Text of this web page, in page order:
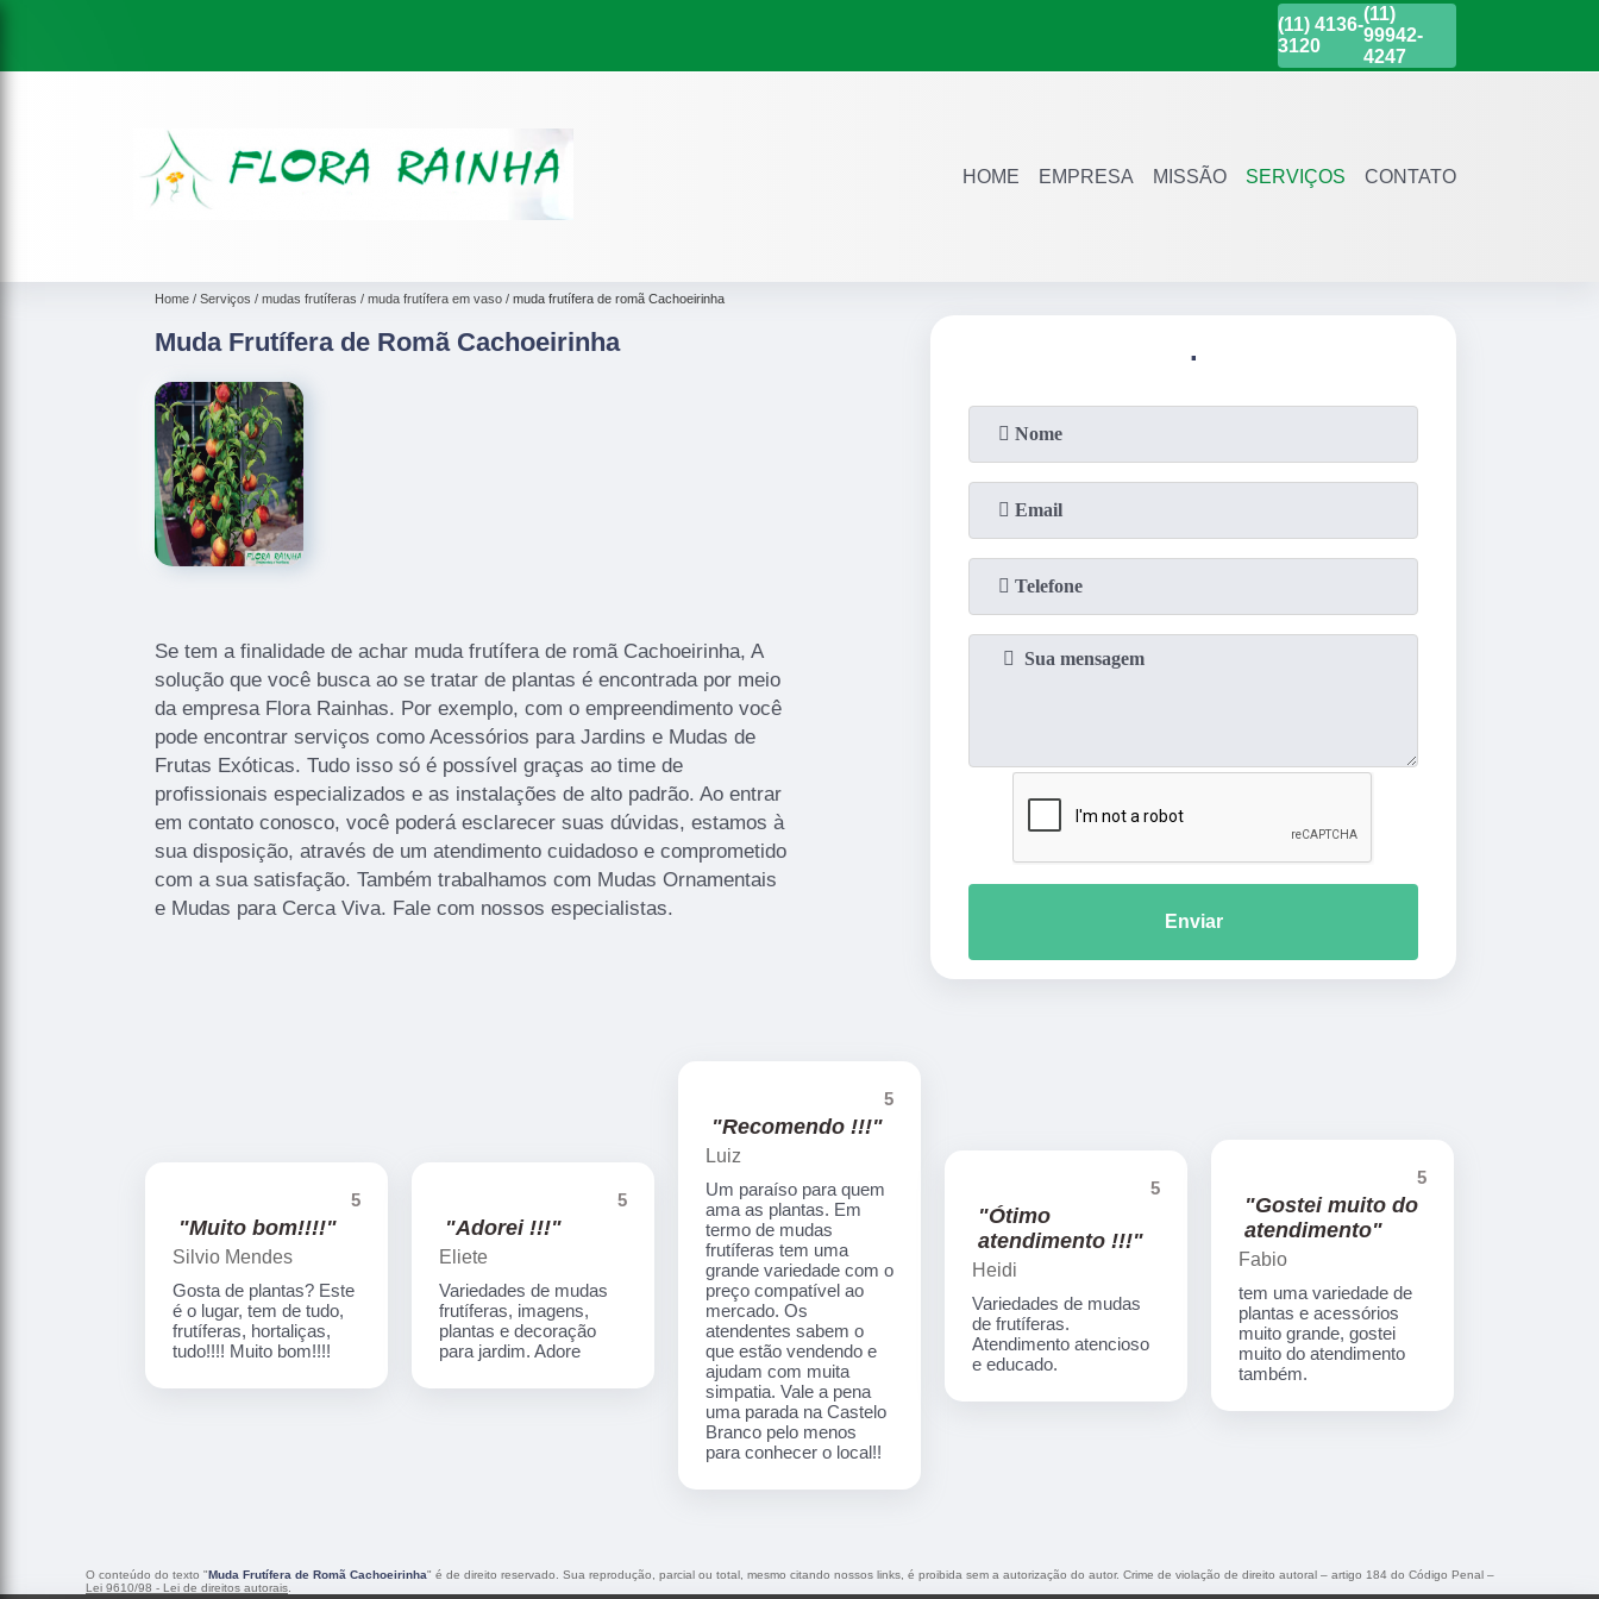
(11) 4136-
3120
(11)
99942-
4247
HOME EMPRESA MISSÃO SERVIÇOS CONTATO
Home Serviços mudas frutíferas muda frutífera em vaso muda frutífera de romã Cachoeirinha
Muda Frutífera de Romã Cachoeirinha
Se tem a finalidade de achar muda frutífera de romã Cachoeirinha, A
solução que você busca ao se tratar de plantas é encontrada por meio
da empresa Flora Rainhas. Por exemplo, com o empreendimento você
pode encontrar serviços como Acessórios para Jardins e Mudas de
Frutas Exóticas. Tudo isso só é possível graças ao time de
profissionais especializados e as instalações de alto padrão. Ao entrar
em contato conosco, você poderá esclarecer suas dúvidas, estamos à
sua disposição, através de um atendimento cuidadoso e comprometido
com a sua satisfação. Também trabalhamos com Mudas Ornamentais
e Mudas para Cerca Viva. Fale com nossos especialistas.
.
Enviar
5
"Muito bom!!!!"
Silvio Mendes
Gosta de plantas? Este
é o lugar, tem de tudo,
frutíferas, hortaliças,
tudo!!!! Muito bom!!!!
5
"Adorei !!!"
Eliete
Variedades de mudas
frutíferas, imagens,
plantas e decoração
para jardim. Adore
5
"Recomendo !!!"
Luiz
Um paraíso para quem
ama as plantas. Em
termo de mudas
frutíferas tem uma
grande variedade com o
preço compatível ao
mercado. Os
atendentes sabem o
que estão vendendo e
ajudam com muita
simpatia. Vale a pena
uma parada na Castelo
Branco pelo menos
para conhecer o local!!
5
"Ótimo
atendimento !!!"
Heidi
Variedades de mudas
de frutíferas.
Atendimento atencioso
e educado.
5
"Gostei muito do
atendimento"
Fabio
tem uma variedade de
plantas e acessórios
muito grande, gostei
muito do atendimento
também.
O conteúdo do texto "Muda Frutífera de Romã Cachoeirinha" é de direito reservado. Sua reprodução, parcial ou total, mesmo citando nossos links, é proibida sem a autorização do autor. Crime de violação de direito autoral – artigo 184 do Código Penal –
Lei 9610/98 - Lei de direitos autorais